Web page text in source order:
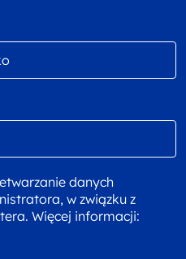
danych
w związku z
Więcej informacji: